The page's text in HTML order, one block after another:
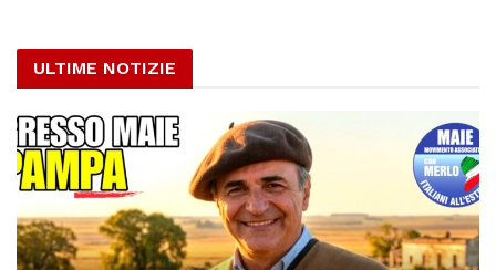
ULTIME NOTIZIE